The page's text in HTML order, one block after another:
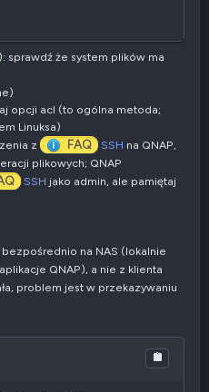
): sprawdź że system plików ma
opcji acl (to ogólna metoda;
Linuksa)
z
FAQ SSH na QNAP,
plikowych; QNAP
SSH jako admin, ale pamiętaj
na NAS (lokalnie
QNAP), a nie z klienta
problem jest w przekazywaniu